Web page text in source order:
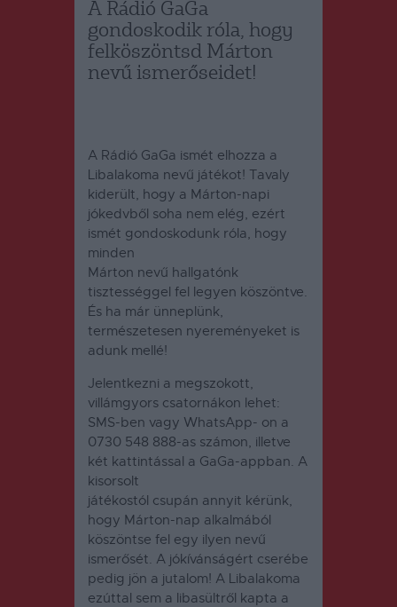
A Rádió GaGa
gondoskodik róla, hogy
felköszöntsd Márton
nevű ismerőseidet!
A Rádió GaGa ismét elhozza a
Libalakoma nevű játékot! Tavaly
kiderült, hogy a Márton-napi
jókedvből soha nem elég, ezért
ismét gondoskodunk róla, hogy
minden
Márton nevű hallgatónk
tisztességgel fel legyen köszöntve.
És ha már ünneplünk,
természetesen nyereményeket is
adunk mellé!
Jelentkezni a megszokott,
villámgyors csatornákon lehet:
SMS-ben vagy WhatsApp- on a
0730 548 888-as számon, illetve
két kattintással a GaGa-appban. A
kisorsolt
játékostól csupán annyit kérünk,
hogy Márton-nap alkalmából
köszöntse fel egy ilyen nevű
ismerősét. A jókívánságért cserébe
pedig jön a jutalom! A Libalakoma
ezúttal sem a libasültről kapta a